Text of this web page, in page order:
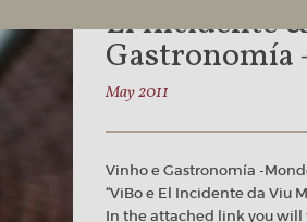
El Incidente
Gastronomía
May 2011
Vinho e Gastronomía -
“ViBo e El Incidente da Viu
In the attached link you